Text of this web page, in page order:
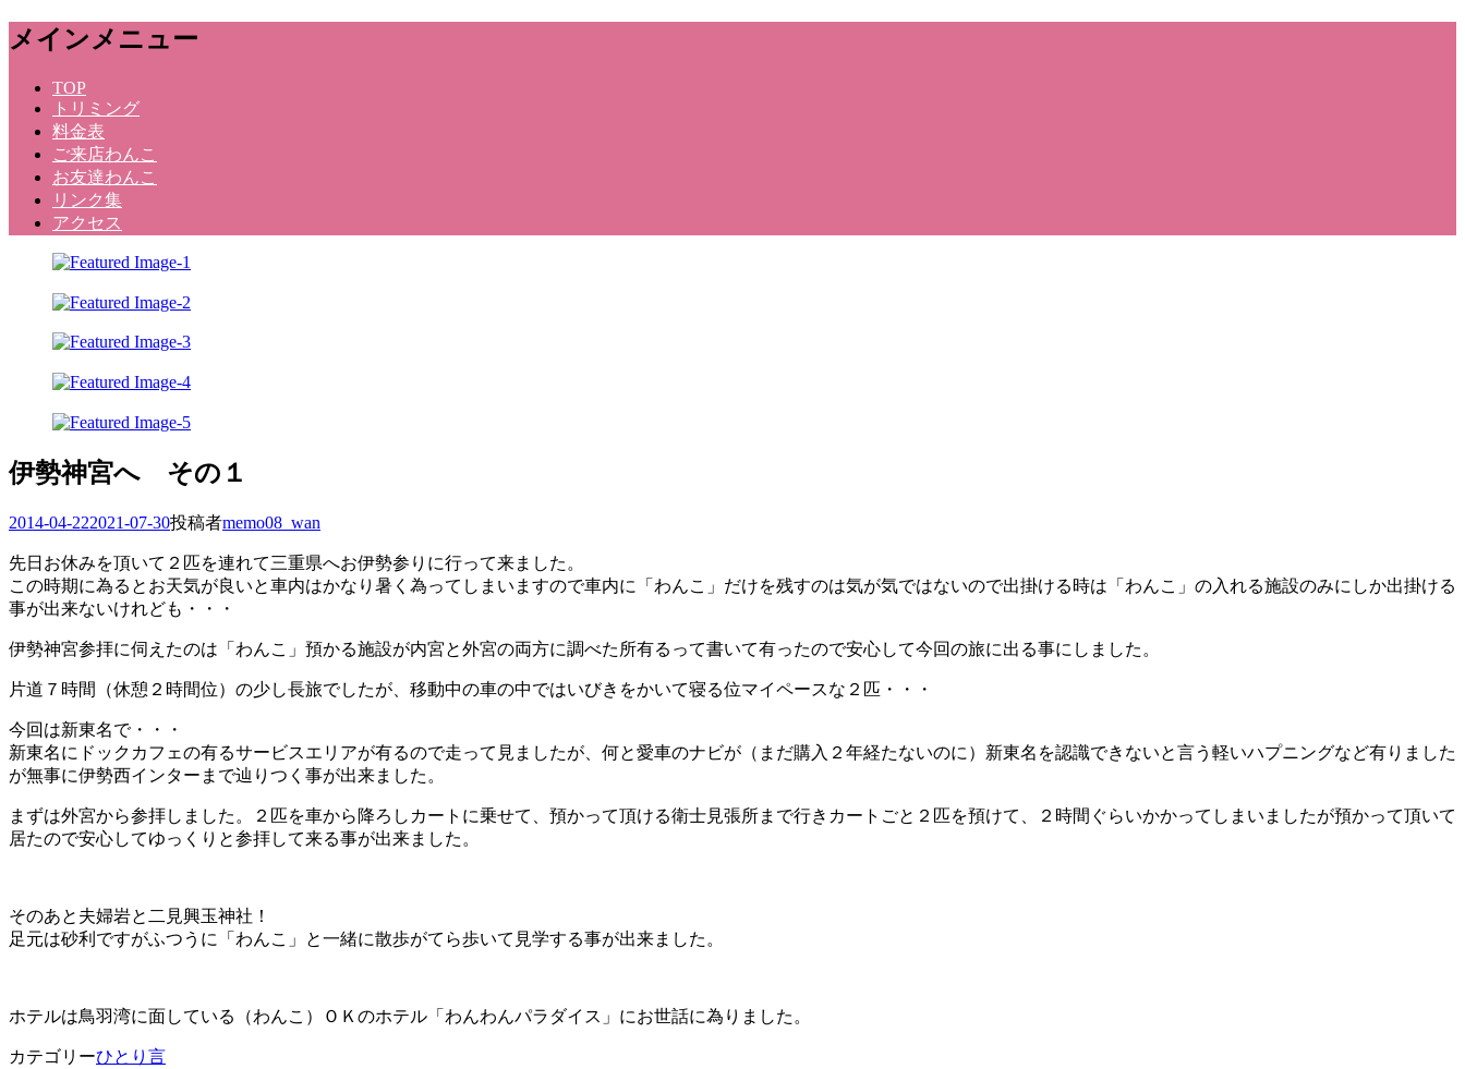
メ
ニ
メインメニュー
TOP
トリミング
料金表
ご来店わんこ
お友達わんこ
リンク集
アクセス
Dog Salon Kunihara
伊勢神宮へ その１
投
日
2014-04-222021-07-30投稿者memo08_wan
先日お休みを頂いて２匹を連れて三重県へお伊勢参りに行って来ました。
この時期に為るとお天気が良いと車内はかなり暑く為ってしまいますので車内に「わんこ」だけを残すのは気が気ではないので出掛ける時は「わんこ」の入れる施設のみにしか出掛ける
事が出来ないけれども・・・
伊勢神宮参拝に伺えたのは「わんこ」預かる施設が内宮と外宮の両方に調べた所有るって書いて有ったので安心して今回の旅に出る事にしました。
片道７時間（休憩２時間位）の少し長旅でしたが、移動中の車の中ではいびきをかいて寝る位マイペースな２匹・・・
今回は新東名で・・・
新東名にドックカフェの有るサービスエリアが有るので走って見ましたが、何と愛車のナビが（まだ購入２年経たないのに）新東名を認識できないと言う軽いハプニングなど有りました
が無事に伊勢西インターまで辿りつく事が出来ました。
まずは外宮から参拝しました。２匹を車から降ろしカートに乗せて、預かって頂ける衛士見張所まで行きカートごと２匹を預けて、２時間ぐらいかかってしまいましたが預かって頂いて
居たので安心してゆっくりと参拝して来る事が出来ました。
そのあと夫婦岩と二見興玉神社！
足元は砂利ですがふつうに「わんこ」と一緒に散歩がてら歩いて見学する事が出来ました。
ホテルは鳥羽湾に面している（わんこ）ＯＫのホテル「わんわんパラダイス」にお世話に為りました。
カテゴリーひとり言